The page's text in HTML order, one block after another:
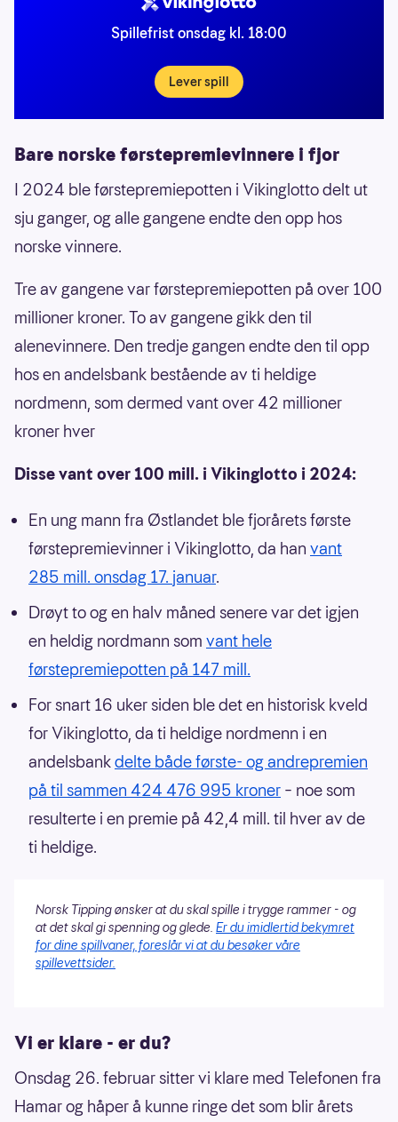
Spillefrist onsdag kl. 18:00
Lever spill
Bare norske førstepremievinnere i fjor
I 2024 ble førstepremiepotten i Vikinglotto delt ut
sju ganger, og alle gangene endte den opp hos
norske vinnere.
Tre av gangene var førstepremiepotten på over 100
millioner kroner. To av gangene gikk den til
alenevinnere. Den tredje gangen endte den til opp
hos en andelsbank bestående av ti heldige
nordmenn, som dermed vant over 42 millioner
kroner hver
Disse vant over 100 mill. i Vikinglotto i 2024:
En ung mann fra Østlandet ble fjorårets første
førstepremievinner i Vikinglotto, da han vant
285 mill. onsdag 17. januar.
Drøyt to og en halv måned senere var det igjen
en heldig nordmann som vant hele
førstepremiepotten på 147 mill.
For snart 16 uker siden ble det en historisk kveld
for Vikinglotto, da ti heldige nordmenn i en
andelsbankdelte både første- og andrepremien
på til sammen 424 476 995 kroner – noe som
resulterte i en premie på 42,4 mill. til hver av de
ti heldige.
Norsk Tipping ønsker at du skal spille i trygge rammer - og
at det skal gi spenning og glede. Er du imidlertid bekymret
for dine spillvaner, foreslår vi at du besøker våre
spillevettsider.
Vi er klare - er du?
Onsdag 26. februar sitter vi klare med Telefonen fra
Hamar og håper å kunne ringe det som blir årets